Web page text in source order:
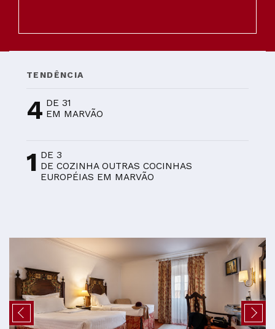
TENDÊNCIA
4 DE 31
EM MARVÃO
1 DE 3
DE COZINHA OUTRAS COCINHAS
EUROPÉIAS EM MARVÃO